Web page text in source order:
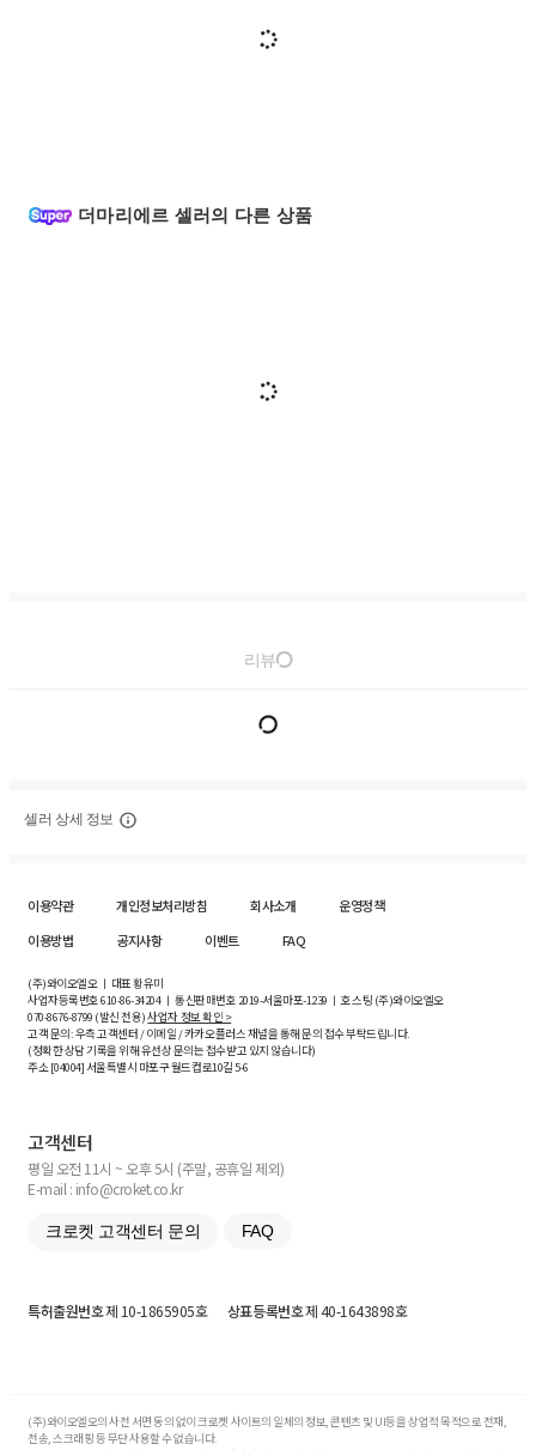
더마리에르 셀러의 다른 상품
리뷰
셀러 상세 정보
이용약관 개인정보처리방침 회사소개
운영정책
이용방법
공지사항 이벤트 FAQ
(주)와이오엘오 ㅣ 대표 황유미
사업자등록번호610-86-34204ㅣ 통신판매번호 2019-서울마포-1239 ㅣ 호스팅 (주)와이오엘오
070-8676-8799 (발신 전용)사업자 정보 확인 >
고객 문의: 우측 고객센터 / 이메일 / 카카오플러스 채널을 통해 문의 접수 부탁드립니다.
(정확한 상담 기록을 위해 유선상 문의는 접수받고 있지 않습니다)
주소 [04004] 서울특별시 마포구 월드컵로10길5-6
고객센터
평일 오전 11시 ~ 오후 5시 (주말, 공휴일 제외)
E-mail : info@croket.co.kr
크로켓 고객센터 문의 FAQ
특허출원번호제 10-1865905호 상표등록번호제 40-1643898호
(주)와이오엘오의 사전 서면 동의 없이 크로켓 사이트의 일체의 정보, 콘텐츠 및 UI등을 상업적 목적으로 전재,
전송, 스크래핑 등 무단 사용할 수 없습니다.